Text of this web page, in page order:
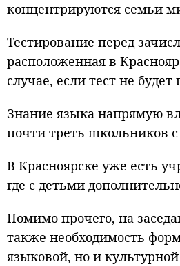
концентрируются семьи
Тестирование перед
расположенная в
случае, если тест не
Знание языка напрямую
почти треть школьников
В Красноярске уже есть
где с детьми
Помимо прочего, на
также необходимость
языковой, но и